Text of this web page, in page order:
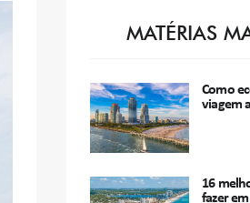
MATÉRIAS
Como
viagem
16
fazer